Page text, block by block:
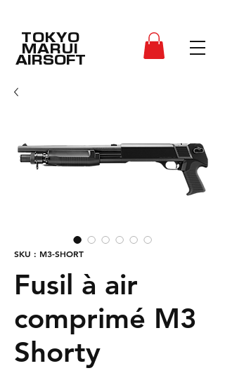
TOKYO
MARUI
AIRSOFT
SKU : M3-SHORT
Fusil à air
comprimé M3
Shorty